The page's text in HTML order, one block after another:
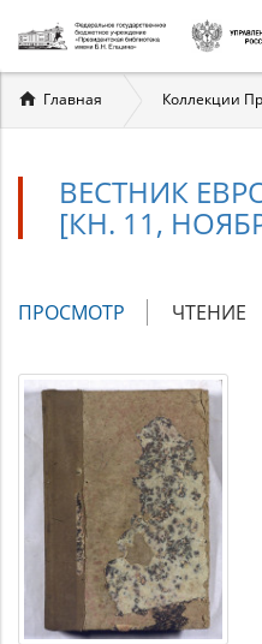
Вы
здесь
Главная Коллекции
ВЕСТНИК
[КН. 11,
Главные
ПРОСМОТР (АКТИВНАЯ
ЧТЕНИЕ